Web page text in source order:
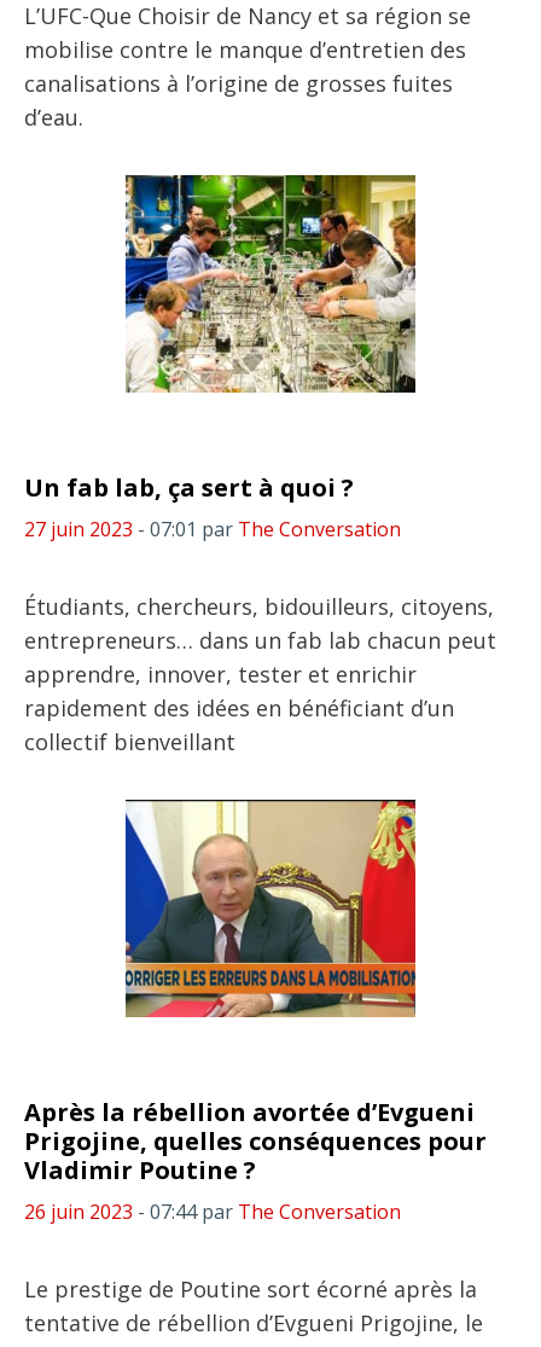
L’UFC-Que Choisir de Nancy et sa région se
mobilise contre le manque d’entretien des
canalisations à l’origine de grosses fuites
d’eau.
Un fab lab, ça sert à quoi ?
27 juin 2023 - 07:01 par The Conversation
Étudiants, chercheurs, bidouilleurs, citoyens,
entrepreneurs… dans un fab lab chacun peut
apprendre, innover, tester et enrichir
rapidement des idées en bénéficiant d’un
collectif bienveillant
Après la rébellion avortée d’Evgueni
Prigojine, quelles conséquences pour
Vladimir Poutine ?
26 juin 2023 - 07:44 par The Conversation
Le prestige de Poutine sort écorné après la
tentative de rébellion d’Evgueni Prigojine, le